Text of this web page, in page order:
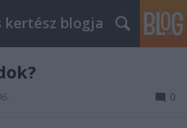
kertész blogja
0